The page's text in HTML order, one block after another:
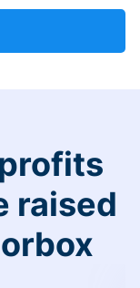
raised